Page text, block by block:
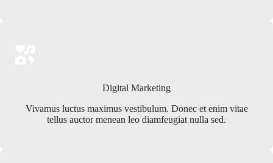
Digital Marketing
Vivamus luctus maximus vestibulum. Donec et enim vitae
tellus auctor menean leo diamfeugiat nulla sed.